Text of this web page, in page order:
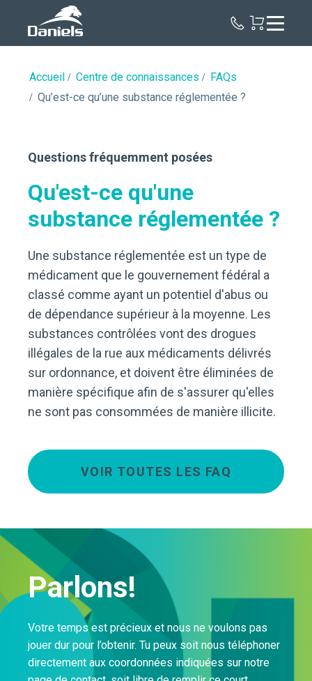
Accueil Centre de connaissances
FAQs
Qu’est-ce qu’une substance réglementée ?
Questions fréquemment posées
Qu'est-ce qu'une
substance réglementée ?
Une substance réglementée est un type de
médicament que le gouvernement fédéral a
classé comme ayant un potentiel d'abus ou
de dépendance supérieur à la moyenne. Les
substances contrôlées vont des drogues
illégales de la rue aux médicaments délivrés
sur ordonnance, et doivent être éliminées de
manière spécifique afin de s'assurer qu'elles
ne sont pas consommées de manière illicite.
VOIR TOUTES LES FAQ
Parlons!
Votre temps est précieux et nous ne voulons pas
jouer dur pour l’obtenir. Tu peux soit nous téléphoner
directement aux coordonnées indiquées sur notre